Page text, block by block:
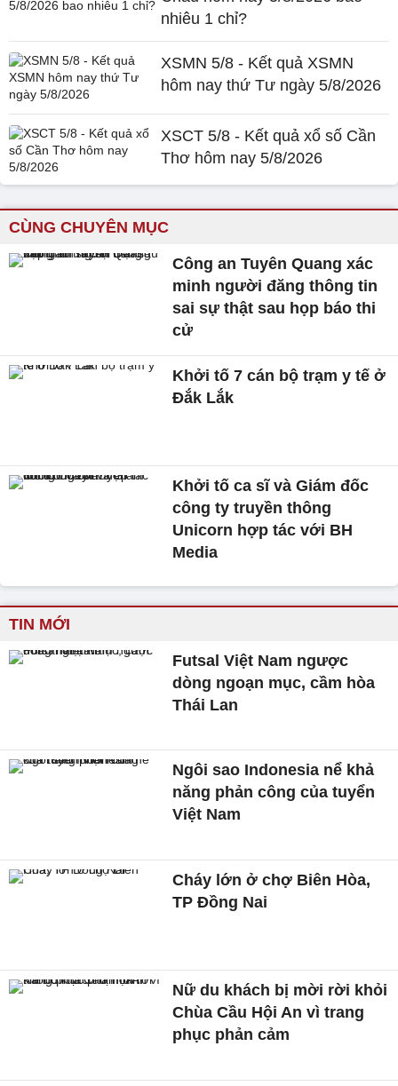
nhiêu 1 chỉ?
XSMN 5/8 - Kết quả XSMN
hôm nay thứ Tư ngày 5/8/2026
XSCT 5/8 - Kết quả xổ số Cần
Thơ hôm nay 5/8/2026
CÙNG CHUYÊN MỤC
Công an Tuyên Quang xác
minh người đăng thông tin
sai sự thật sau họp báo thi
cử
Khởi tố 7 cán bộ trạm y tế ở
Đắk Lắk
Khởi tố ca sĩ và Giám đốc
công ty truyền thông
Unicorn hợp tác với BH
Media
TIN MỚI
Futsal Việt Nam ngược
dòng ngoạn mục, cầm hòa
Thái Lan
Ngôi sao Indonesia nể khả
năng phản công của tuyển
Việt Nam
Cháy lớn ở chợ Biên Hòa,
TP Đồng Nai
Nữ du khách bị mời rời khỏi
Chùa Cầu Hội An vì trang
phục phản cảm